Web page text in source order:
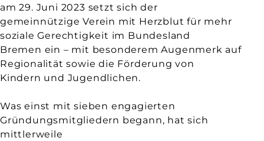
am 29. Juni 2023 setzt sich der
gemeinnützige Verein mit Herzblut für mehr
soziale Gerechtigkeit im Bundesland
Bremen ein – mit besonderem Augenmerk auf
Regionalität sowie die Förderung von
Kindern und Jugendlichen.
Was einst mit sieben engagierten
Gründungsmitgliedern begann, hat sich
mittlerweile